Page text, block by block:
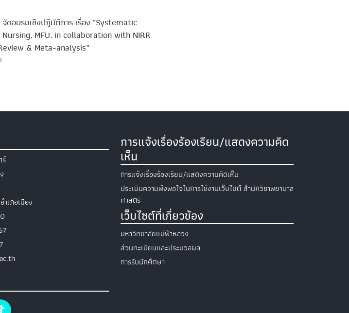
ดอบรมเชิงปฏิบัติการ เรื่อง "Systematic
MFU, in collaboration with NIRR
& Meta-analysis”
ร์
เภอเมือง
การแจ้งเรื่องร้องเรียน/แสดงความคิด
เห็น
การแจ้งเรื่องร้องเรียน/แสดงความคิดเห็น
ประเมินความพึงพอใจในการใช้งานเว็บไซต์ สำนักวิชาพยาบาล
ศาสตร์
เว็บไซต์ที่เกี่ยวข้อง
มหาวิทยาลัยแม่ฟ้าหลวง
ส่วนทะเบียนและประมวลผล
การรับนักศึกษา